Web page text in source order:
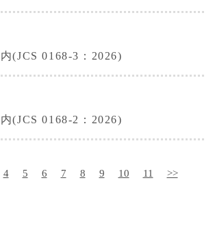
(JCS 0168-3：2026)
(JCS 0168-2：2026)
4 5 6 7 8 9 10 11 >>